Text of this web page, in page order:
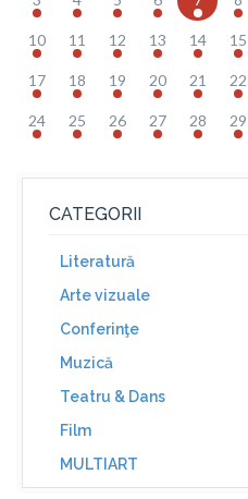
10 11 12 13 14 15
17 18 19 20 21 22
24 25 26 27 28 29
CATEGORII
Literatură
Arte vizuale
Conferinţe
Muzică
Teatru & Dans
Film
MULTIART